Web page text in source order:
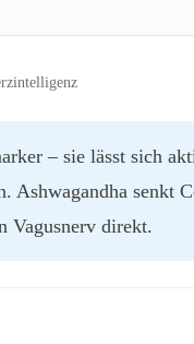
– sie lässt sich
senkt
Vagusnerv direkt.